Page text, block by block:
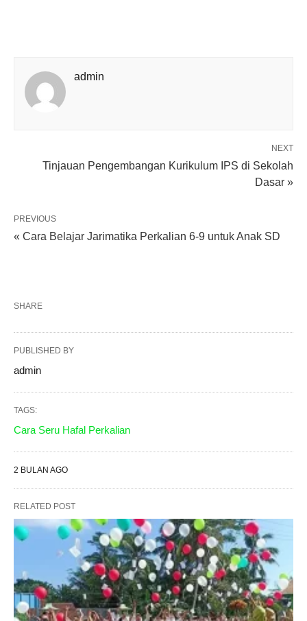
admin
NEXT
Tinjauan Pengembangan Kurikulum IPS di Sekolah
Dasar »
PREVIOUS
« Cara Belajar Jarimatika Perkalian 6-9 untuk Anak SD
SHARE
PUBLISHED BY
admin
TAGS:
Cara Seru Hafal Perkalian
2 BULAN AGO
RELATED POST